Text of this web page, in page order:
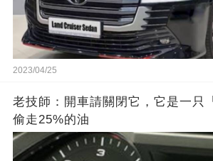
2023/04/25
老技師：開車請關閉它，它是一只
偷走25%的油